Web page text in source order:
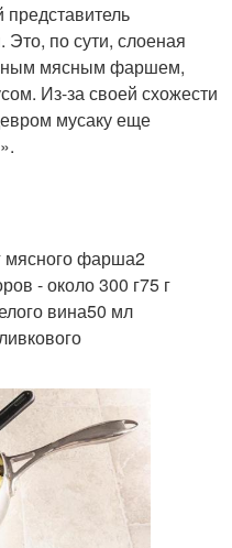
Это, по сути, слоеная
мясным фаршем,
Из-за своей схожести
мусаку еще
мясного фарша2
- около 300 г75 г
вина50 мл